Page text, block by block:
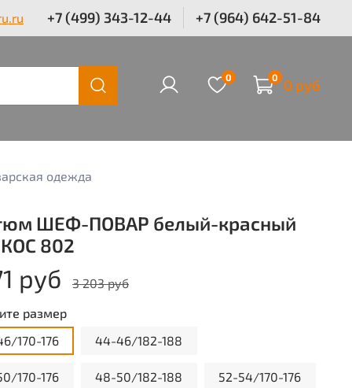
+7 (499) 343-12-44 +7 (964) 642-51-84
0 0 0 руб
одежда
ШЕФ-ПОВАР белый-красный
802
руб
3 203 руб
размер
170-176
44-46/182-188
170-176 48-50/182-188 52-54/170-176